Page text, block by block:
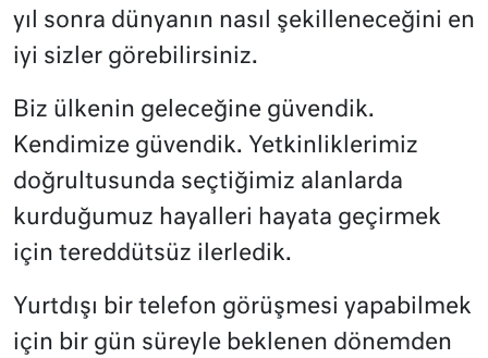
yıl sonra dünyanın nasıl şekilleneceğini en
iyi sizler görebilirsiniz.
Biz ülkenin geleceğine güvendik.
Kendimize güvendik. Yetkinliklerimiz
doğrultusunda seçtiğimiz alanlarda
kurduğumuz hayalleri hayata geçirmek
için tereddütsüz ilerledik.
Yurtdışı bir telefon görüşmesi yapabilmek
için bir gün süreyle beklenen dönemden